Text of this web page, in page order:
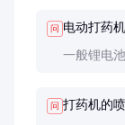
问 电动打药
一般锂电
问 打药机的